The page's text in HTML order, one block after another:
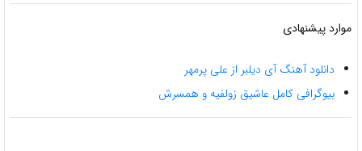
موارد پیشنهادی
دانلود آهنگ آی دیلبر از علی پرمهر
بیوگرافی کامل عاشیق زولفیه و همسرش